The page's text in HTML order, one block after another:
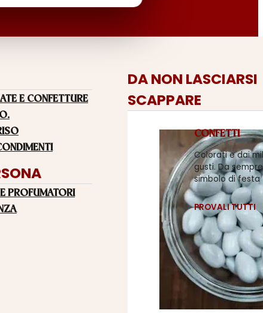
E CONFETTURE
PROFUMATORI
DA NON LASCIARSI
SCAPPARE
CONFETTI
Colorati e dai
gusti. Da sempre
simbolo di festa
PROVALI TUTTI